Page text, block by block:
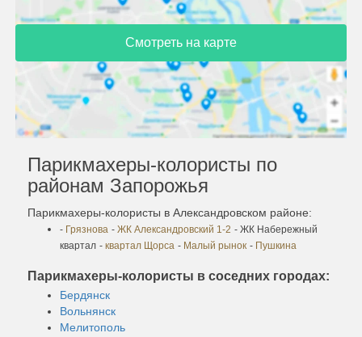
Смотреть на карте
Парикмахеры-колористы по
районам Запорожья
Парикмахеры-колористы в Александровском районе:
- Грязнова - ЖК Александровский 1-2 - ЖК Набережный
квартал - квартал Щорса - Малый рынок - Пушкина
Парикмахеры-колористы в соседних городах:
Бердянск
Вольнянск
Мелитополь